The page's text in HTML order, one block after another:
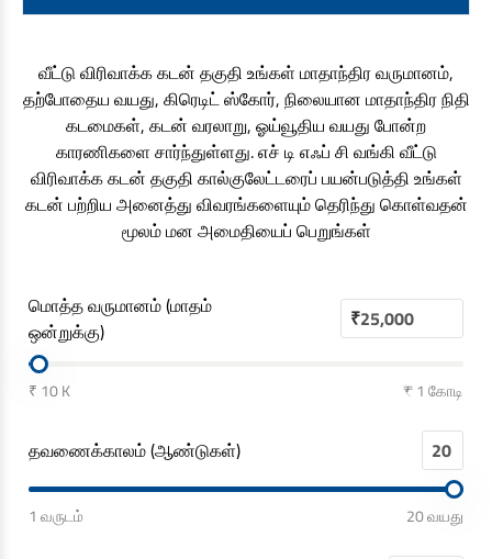
வீட்டு விரிவாக்க கடன் தகுதி உங்கள் மாதாந்திர வருமானம்,
தற்போதைய வயது, கிரெடிட் ஸ்கோர், நிலையான மாதாந்திர நிதி
கடமைகள், கடன் வரலாறு, ஓய்வூதிய வயது போன்ற
காரணிகளை சார்ந்துள்ளது. எச் டி எஃப் சி வங்கி வீட்டு
விரிவாக்க கடன் தகுதி கால்குலேட்டரைப் பயன்படுத்தி உங்கள்
கடன் பற்றிய அனைத்து விவரங்களையும் தெரிந்து கொள்வதன்
மூலம் மன அமைதியைப் பெறுங்கள்
மொத்த வருமானம் (மாதம்
ஒன்றுக்கு)
₹
₹ 10 K ₹ 1 கோடி
தவணைக்காலம் (ஆண்டுகள்)
1 வருடம் 20 வயது